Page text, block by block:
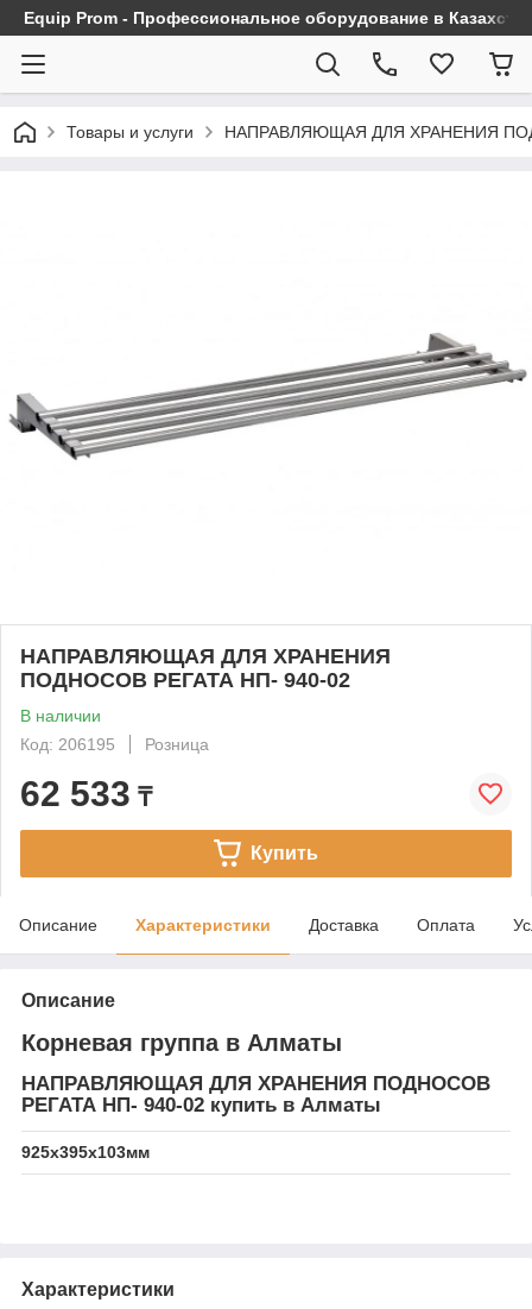
Equip Prom - Профессиональное оборудование в
Товары и услуги НАПРАВЛЯЮЩАЯ ДЛЯ ХРАНЕНИЯ
НАПРАВЛЯЮЩАЯ ДЛЯ ХРАНЕНИЯ
ПОДНОСОВ РЕГАТА НП- 940-02
В наличии
Код: 206195
Розница
62 533 ₸
Купить
Описание Характеристики Доставка Оплата
Описание
Корневая группа в Алматы
НАПРАВЛЯЮЩАЯ ДЛЯ ХРАНЕНИЯ ПОДНОСОВ
РЕГАТА НП- 940-02 купить в Алматы
925х395х103мм
Характеристики